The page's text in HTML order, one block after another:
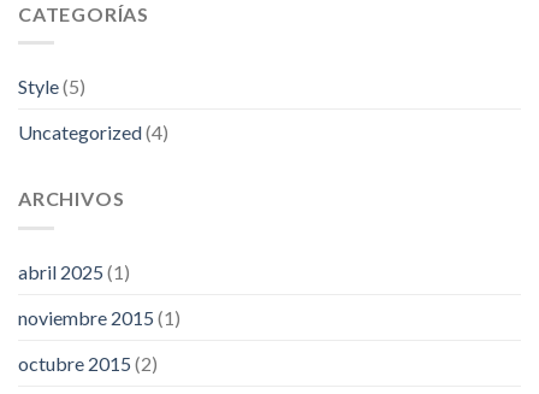
CATEGORÍAS
Style(5)
Uncategorized(4)
ARCHIVOS
abril 2025 (1)
noviembre 2015 (1)
octubre 2015 (2)